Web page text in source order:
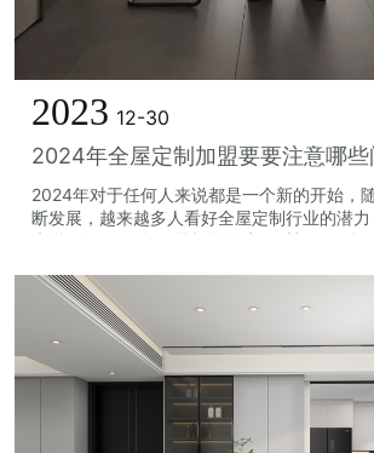
2023 12-30
2024年全屋定制加盟要要注意哪些
2024年对于任何人来说都是一个新的开始，
断发展，越来越多人看好全屋定制行业的潜
来说明年2024年正是投资的大好时机。那么